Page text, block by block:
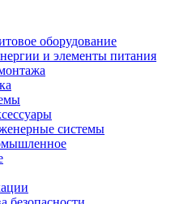
оборудование
и элементы питания
системы